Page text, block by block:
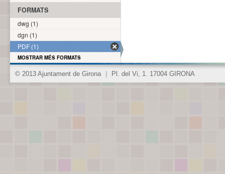
FORMATS
dwg (1)
dgn (1)
PDF (1)
MOSTRAR MÉS FORMATS
© 2013 Ajuntament de Girona Pl. del Vi, 1. 17004 GIRONA